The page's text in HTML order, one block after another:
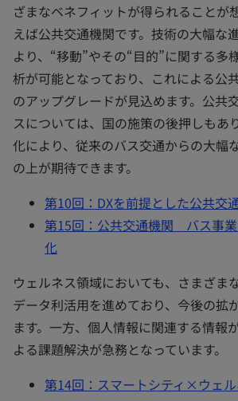
ざまなベネフィットが得られることが
えば公共交通機関です。技術の大幅な
より、“移動”やその“目的”に関する多
析が可能となっており、これによる公
のアップグレードが見込めます。公共
スについては、国の施策の後押しもあ
化により、従来のバス交通からの大幅
の上が期待できます。
第10回：DXを前提とした公共交
第15回：公共交通機関 バス事
化
ウェルネス領域においても、さまざま
データ利活用を進めており、今後の拡
ます。一方、個人情報に関連する情報
よる課題解決が急務となっています。
第14回：スマートシティ×ウェ